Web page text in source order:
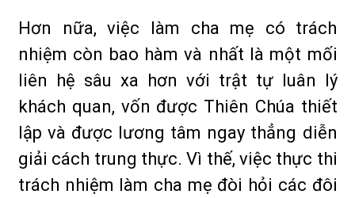
Hơn nữa, việc làm cha mẹ có trách
nhiệm còn bao hàm và nhất là một mối
liên hệ sâu xa hơn với trật tự luân lý
khách quan, vốn được Thiên Chúa thiết
lập và được lương tâm ngay thẳng diễn
giải cách trung thực. Vì thế, việc thực thi
trách nhiệm làm cha mẹ đòi hỏi các đôi